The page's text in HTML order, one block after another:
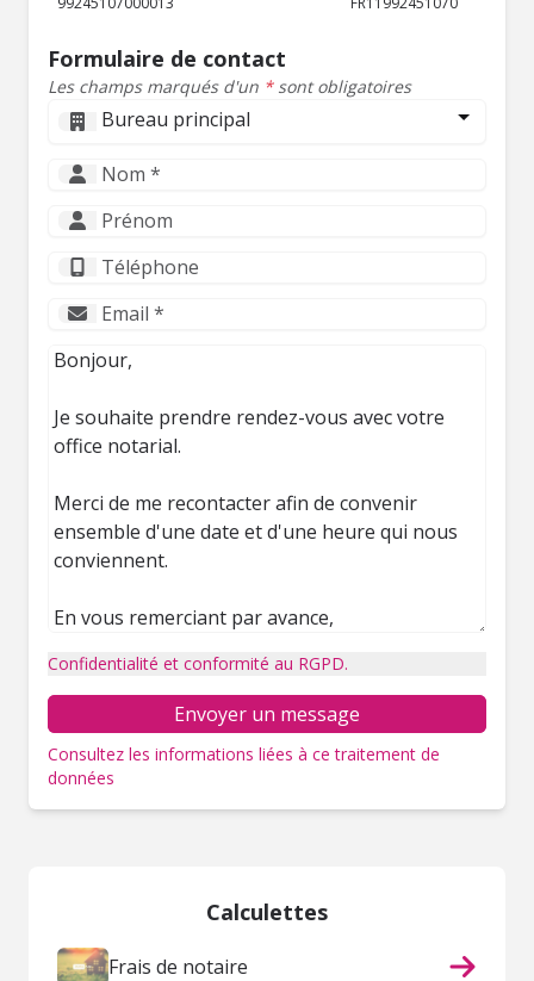
Formulaire de contact
Les champs marqués d'un *sont obligatoires
Bureau principal
Confidentialité et conformité au RGPD.
Envoyer un message
Consultez les informations liées à ce traitement de
données
Calculettes
Frais de notaire